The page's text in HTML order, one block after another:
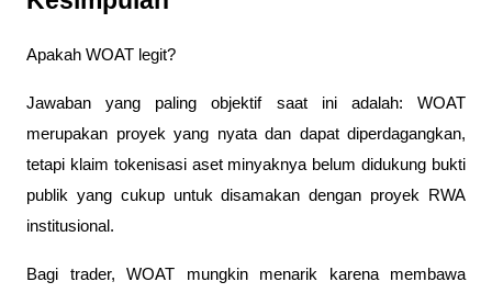
Apakah WOAT legit?
Jawaban yang paling objektif saat ini adalah: WOAT
merupakan proyek yang nyata dan dapat diperdagangkan,
tetapi klaim tokenisasi aset minyaknya belum didukung bukti
publik yang cukup untuk disamakan dengan proyek RWA
institusional.
Bagi trader, WOAT mungkin menarik karena membawa